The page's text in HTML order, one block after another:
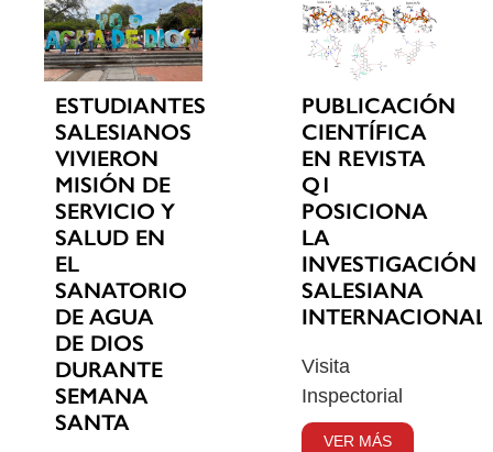
ESTUDIANTES
SALESIANOS
VIVIERON
MISIÓN DE
SERVICIO Y
SALUD EN
EL
SANATORIO
DE AGUA
DE DIOS
DURANTE
SEMANA
SANTA
PUBLICACIÓN
CIENTÍFICA
EN REVISTA
Q1
POSICIONA
LA
INVESTIGACIÓN
SALESIANA
Visita
Inspectorial
VER MÁS